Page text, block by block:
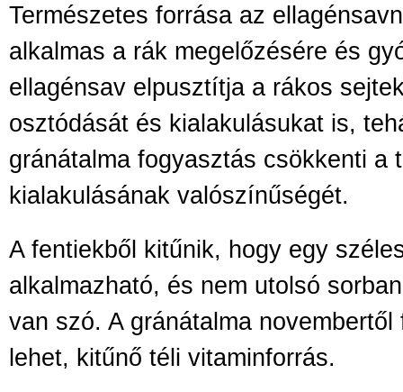
Természetes forrása az
alkalmas a rák megelőzésére és
ellagénsav elpusztítja a rákos
osztódását és kialakulásukat is,
gránátalma fogyasztás csökkenti a
kialakulásának valószínűségét.
A fentiekből kitűnik, hogy egy
alkalmazható, és nem utolsó
van szó. A gránátalma
lehet, kitűnő téli vitaminforrás.